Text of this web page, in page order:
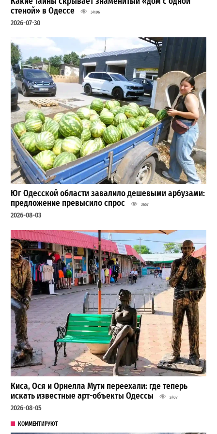
стеной» в Одессе
34196
2026-07-30
Юг Одесской области завалило дешевыми арбузами:
предложение превысило спрос
3657
2026-08-03
Киса, Ося и Орнелла Мути переехали: где теперь
искать известные арт-объекты Одессы
2407
2026-08-05
КОММЕНТИРУЮТ